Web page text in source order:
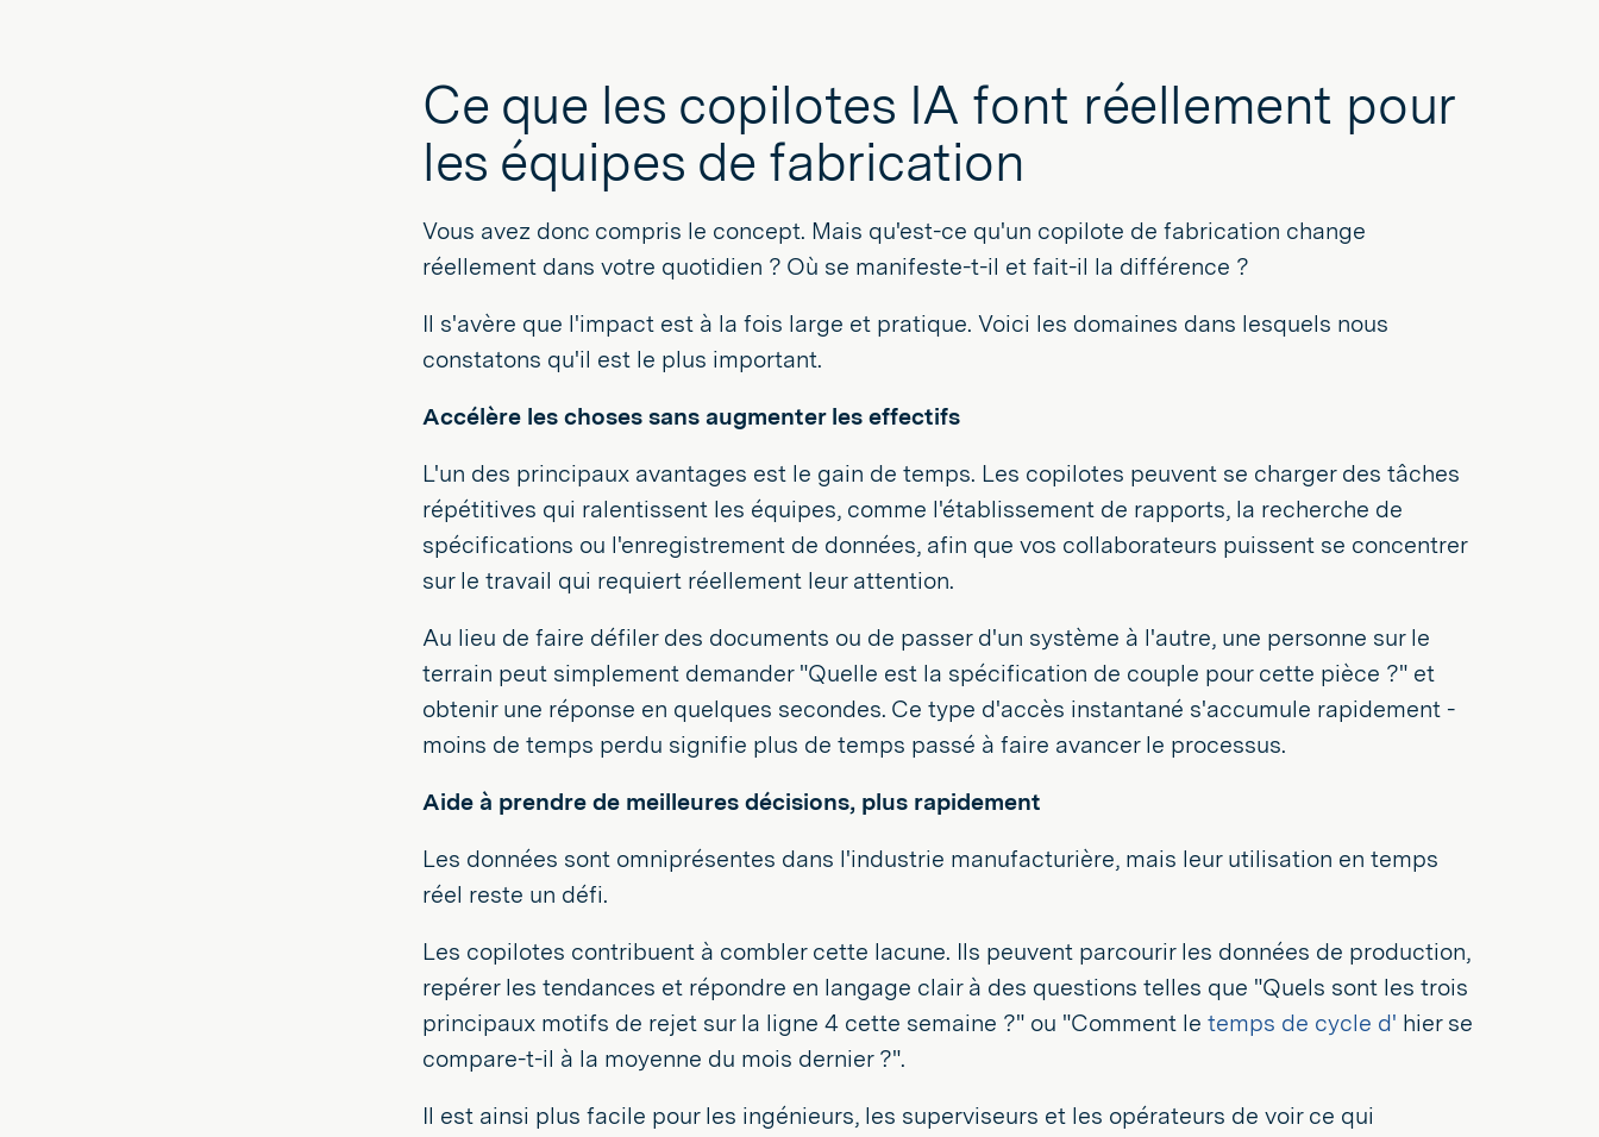
Ce que les copilotes IA font réellement pour
les équipes de fabrication
Vous avez donc compris le concept. Mais qu'est-ce qu'un copilote de fabrication change
réellement dans votre quotidien ? Où se manifeste-t-il et fait-il la différence ?
Il s'avère que l'impact est à la fois large et pratique. Voici les domaines dans lesquels nous
constatons qu'il est le plus important.
Accélère les choses sans augmenter les effectifs
L'un des principaux avantages est le gain de temps. Les copilotes peuvent se charger des tâches
répétitives qui ralentissent les équipes, comme l'établissement de rapports, la recherche de
spécifications ou l'enregistrement de données, afin que vos collaborateurs puissent se concentrer
sur le travail qui requiert réellement leur attention.
Au lieu de faire défiler des documents ou de passer d'un système à l'autre, une personne sur le
terrain peut simplement demander "Quelle est la spécification de couple pour cette pièce ?" et
obtenir une réponse en quelques secondes. Ce type d'accès instantané s'accumule rapidement -
moins de temps perdu signifie plus de temps passé à faire avancer le processus.
Aide à prendre de meilleures décisions, plus rapidement
Les données sont omniprésentes dans l'industrie manufacturière, mais leur utilisation en temps
réel reste un défi.
Les copilotes contribuent à combler cette lacune. Ils peuvent parcourir les données de production,
repérer les tendances et répondre en langage clair à des questions telles que "Quels sont les trois
principaux motifs de rejet sur la ligne 4 cette semaine ?" ou "Comment le temps de cycle d' hier se
compare-t-il à la moyenne du mois dernier ?".
Il est ainsi plus facile pour les ingénieurs, les superviseurs et les opérateurs de voir ce qui